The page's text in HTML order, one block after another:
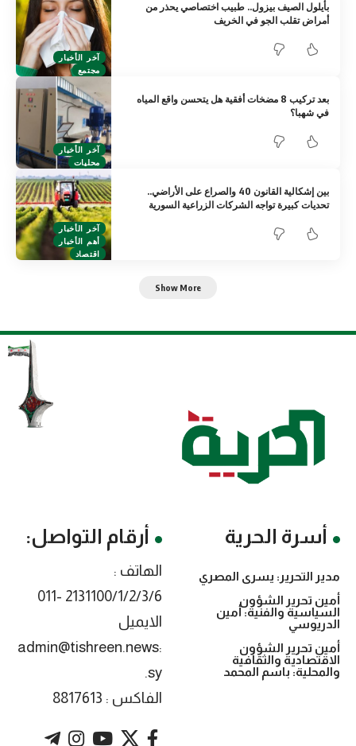
آخر الأخبار
مجتمع
بأيلول الصيف بيزول.. طبيب اختصاصي يحذر من
أمراض تقلب الجو في الخريف
آخر الأخبار
محليات
بعد تركيب 8 مضخات أفقية هل يتحسن واقع المياه
في شهبا؟
آخر الأخبار
أهم الأخبار
اقتصاد
بين إشكالية القانون 40 والصراع على الأراضي..
تحديات كبيرة تواجه الشركات الزراعية السورية
Show More
أسرة الحرية
مدير التحرير: يسرى المصري
أمين تحرير الشؤون
السياسية والفنية: أمين
الدريوسي
أمين تحرير الشؤون
الاقتصادية والثقافية
والمحلية: باسم المحمد
أرقام التواصل:
الهاتف :
2131100/1/2/3/6 -011
الايميل
:admin@tishreen.news
.sy
الفاكس : 8817613